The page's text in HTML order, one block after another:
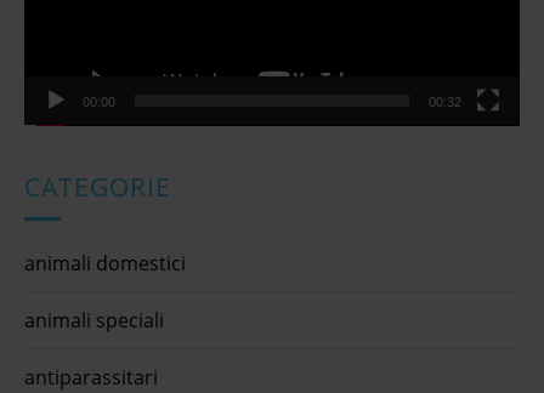
00:00 00:32
CATEGORIE
animali domestici
animali speciali
antiparassitari